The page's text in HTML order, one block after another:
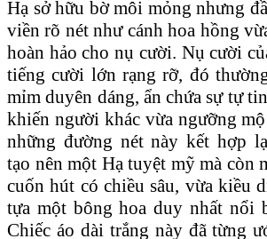
Hạ sở hữu bờ môi mỏng nhưng
viền rõ nét như cánh hoa hồng
hoàn hảo cho nụ cười. Nụ cười
tiếng cười lớn rạng rỡ, đó
mỉm duyên dáng, ẩn chứa sự tự
khiến người khác vừa ngưỡng
những đường nét này kết hợp
tạo nên một Hạ tuyệt mỹ mà còn
cuốn hút có chiều sâu, vừa kiều
tựa một bông hoa duy nhất nổi
Chiếc áo dài trắng này đã từng